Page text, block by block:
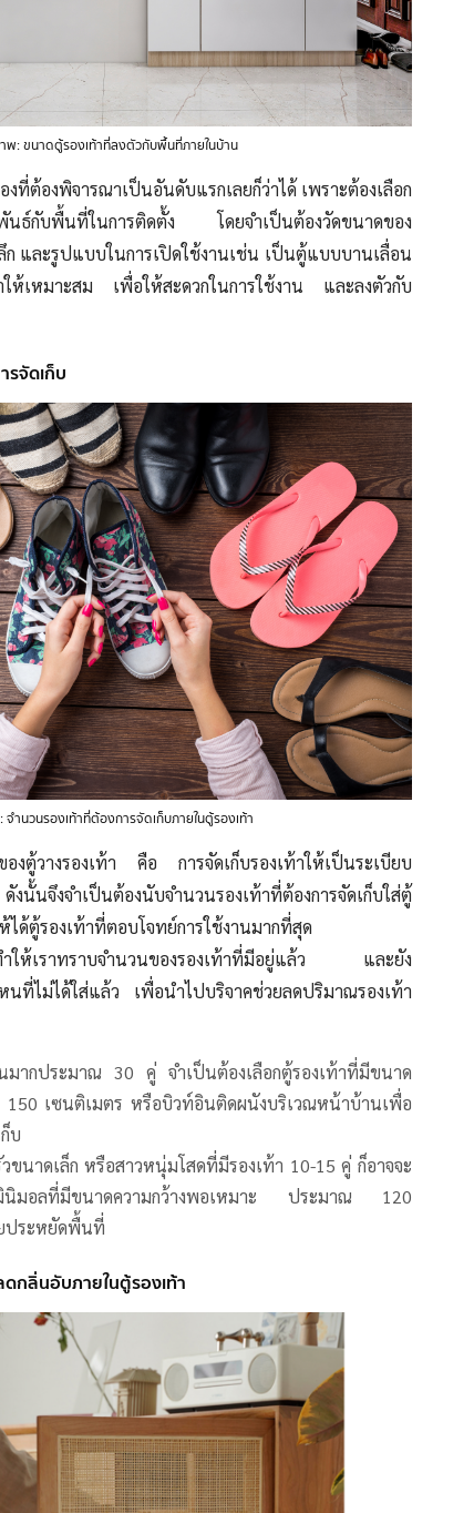
พ: ขนาดตู้รองเท้าที่ลงตัวกับพื้นที่ภายในบ้าน
งที่ต้องพิจารณาเป็นอันดับแรกเลยก็ว่าได้ เพราะต้องเลือก
พันธ์กับพื้นที่ในการติดตั้ง โดยจำเป็นต้องวัดขนาดของ
ก และรูปแบบในการเปิดใช้งานเช่น เป็นตู้แบบบานเลื่อน
ให้เหมาะสม เพื่อให้สะดวกในการใช้งาน และลงตัวกับ
รจัดเก็บ
จำนวนรองเท้าที่ต้องการจัดเก็บภายในตู้รองเท้า
องตู้วางรองเท้า คือ การจัดเก็บรองเท้าให้เป็นระเบียบ
งนั้นจึงจำเป็นต้องนับจำนวนรองเท้าที่ต้องการจัดเก็บใส่ตู้
ได้ตู้รองเท้าที่ตอบโจทย์การใช้งานมากที่สุด
ทำให้เราทราบจำนวนของรองเท้าที่มีอยู่แล้ว และยัง
นที่ไม่ได้ใส่แล้ว เพื่อนำไปบริจาคช่วยลดปริมาณรองเท้า
มากประมาณ 30 คู่ จำเป็นต้องเลือกตู้รองเท้าที่มีขนาด
150 เซนติเมตร หรือบิวท์อินติดผนังบริเวณหน้าบ้านเพื่อ
บ
นาดเล็ก หรือสาวหนุ่มโสดที่มีรองเท้า 10-15 คู่ ก็อาจจะ
มอลที่มีขนาดความกว้างพอเหมาะ ประมาณ 120
ประหยัดพื้นที่
กลิ่นอับภายในตู้รองเท้า